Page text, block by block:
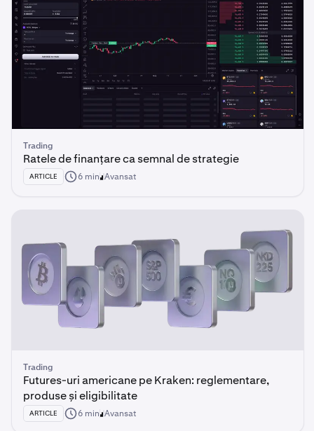
Trading
Ratele de finanțare ca semnal de strategie
ARTICLE 6 min Avansat
Trading
Futures-uri americane pe Kraken: reglementare,
produse și eligibilitate
ARTICLE 6 min Avansat